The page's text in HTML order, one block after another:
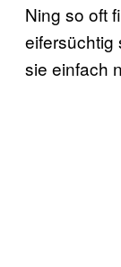
Ning so oft
eifersüchtig
sie einfach